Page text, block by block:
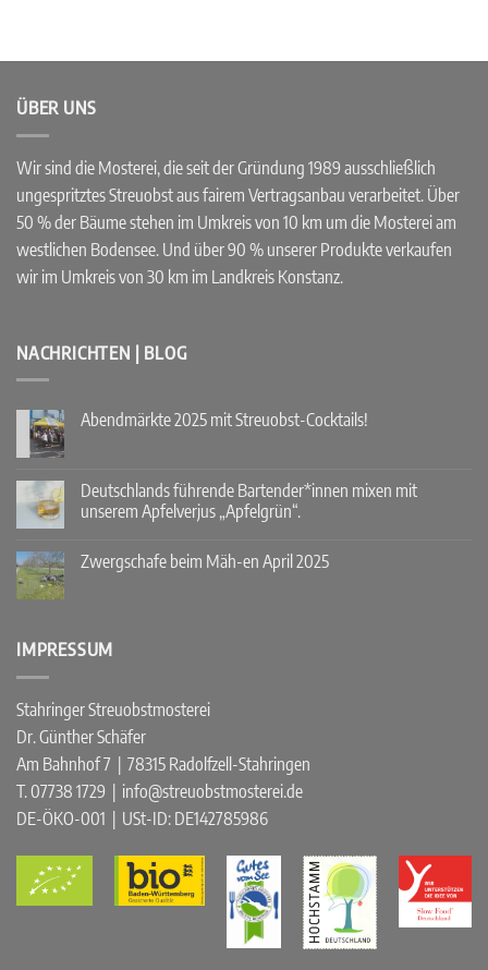
ÜBER UNS
Wir sind die Mosterei, die seit der Gründung 1989 ausschließlich
ungespritztes Streuobst aus fairem Vertragsanbau verarbeitet. Über
50 % der Bäume stehen im Umkreis von 10 km um die Mosterei am
westlichen Bodensee. Und über 90 % unserer Produkte verkaufen
wir im Umkreis von 30 km im Landkreis Konstanz.
NACHRICHTEN | BLOG
Abendmärkte 2025 mit Streuobst-Cocktails!
Abendmärkte
2025
mit
Deutschlands führende Bartender*innen mixen mit
unserem Apfelverjus „Apfelgrün“.
zu
Deutschlands
unserem
Apfelverjus
Zwergschafe beim Mäh-en April 2025
beim
Mäh-
IMPRESSUM
Stahringer Streuobstmosterei
Dr. Günther Schäfer
Am Bahnhof 7 | 78315 Radolfzell-Stahringen
T. 07738 1729 | info@streuobstmosterei.de
DE-ÖKO-001 | USt-ID: DE142785986